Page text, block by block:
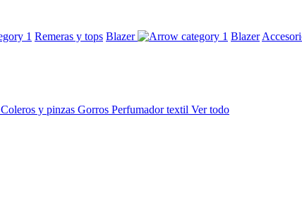
Remeras y tops Blazer Blazer
Coleros y pinzas Gorros Perfumador textil Ver todo